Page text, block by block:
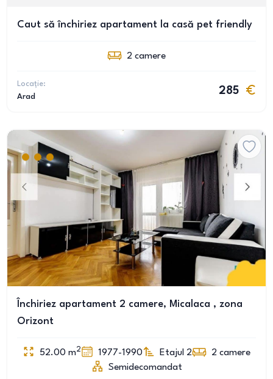
Caut să închiriez apartament la casă pet friendly
2 camere
Locație:
Arad
285
Închiriez apartament 2 camere, Micalaca , zona
Orizont
52.00 m2 1977-1990 Etajul 2 2 camere
Semidecomandat